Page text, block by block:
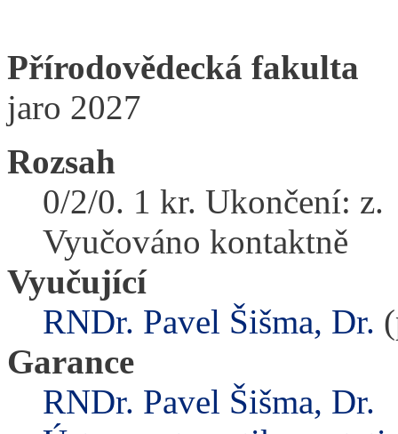
Přírodovědecká fakulta
jaro 2027
Rozsah
0/2/0. 1 kr. Ukončení: z.
Vyučováno kontaktně
Vyučující
RNDr. Pavel Šišma, Dr.
Garance
RNDr. Pavel Šišma, Dr.